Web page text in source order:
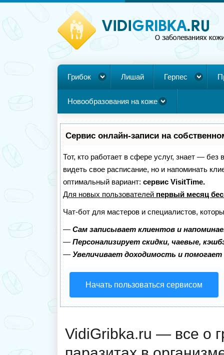
Грибок Лишай Герпес
Новообразования на коже
Сервис онлайн-записи на
Тот, кто работает в сфере услуг, знает —
видеть свое расписание, но и напоминать
оптимальный вариант: сервис VisitTime.
Для новых пользователей первый месяц
Чат-бот для мастеров и специалистов,
— Сам записывает клиентов и
— Персонализирует скидки, чаевые,
— Увеличивает доходимость и
Начать пользоваться сервисом
VidiGribka.ru — все о